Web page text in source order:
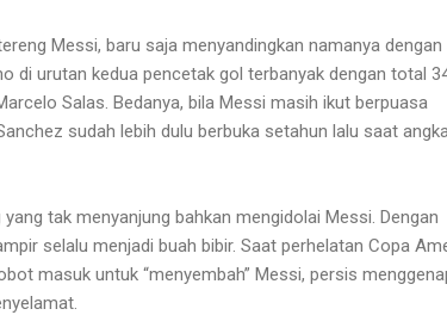
Messi, baru saja menyandingkan namanya dengan
di urutan kedua pencetak gol terbanyak dengan total
Salas. Bedanya, bila Messi masih ikut berpuasa
sudah lebih dulu berbuka setahun lalu saat
tak menyanjung bahkan mengidolai Messi. Dengan
selalu menjadi buah bibir. Saat perhelatan Copa
masuk untuk “menyembah” Messi, persis